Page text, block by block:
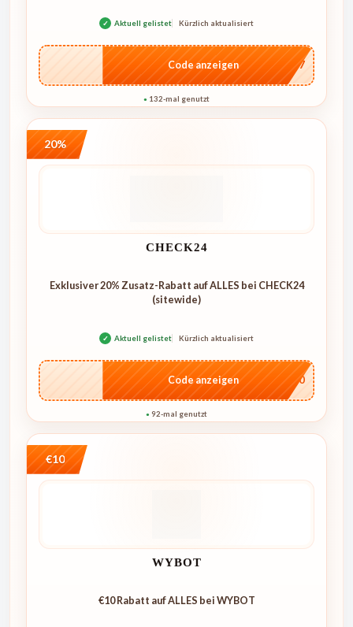
✓ Aktuell gelistet Kürzlich aktualisiert
…E07
Code anzeigen
● 132-mal genutzt
20%
CHECK24
Exklusiver 20% Zusatz-Rabatt auf ALLES bei CHECK24
(sitewide)
✓ Aktuell gelistet Kürzlich aktualisiert
…ME20
Code anzeigen
● 92-mal genutzt
€10
WYBOT
€10 Rabatt auf ALLES bei WYBOT